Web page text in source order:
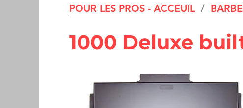
POUR LES PROS - ACCEUIL /
1000 Deluxe